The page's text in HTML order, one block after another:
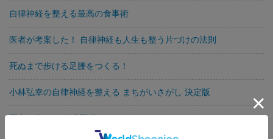
自律神経を整える最高の食事術
医者が考案した！ 自律神経も人生も整う片づけの法則
死ぬまで歩ける足腰をつくる！
小林弘幸の自律神経を整える まちがいさがし 決定版
医者が考えた 健康野菜ジュース